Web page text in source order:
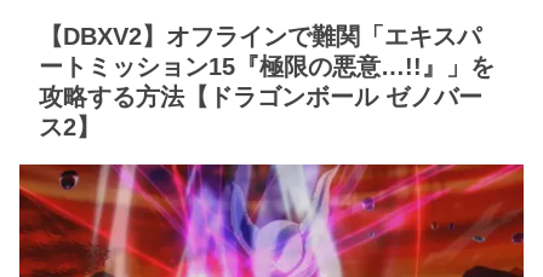
【DBXV2】オフラインで難関「エキスパ
ートミッション15『極限の悪意…!!』」を
攻略する方法【ドラゴンボール ゼノバー
ス2】